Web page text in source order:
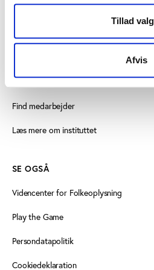
Tillad
Afvis
KONTAKT OS
idan@idan.dk
Find medarbejder
Læs mere om instituttet
SE OGSÅ
Videncenter for Folkeoplysning
Play the Game
Persondatapolitik
Cookiedeklaration